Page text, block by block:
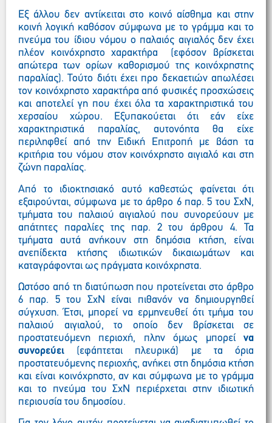
Εξ άλλου δεν αντίκειται στο κοινό αίσθημα και στην
κοινή λογική καθόσον σύμφωνα με το γράμμα και το
πνεύμα του ίδιου νόμου ο παλαιός αιγιαλός δεν έχει
πλέον κοινόχρηστο χαρακτήρα (εφόσον βρίσκεται
απώτερα των ορίων καθορισμού της κοινόχρηστης
παραλίας). Τούτο διότι έχει προ δεκαετιών απωλέσει
τον κοινόχρηστο χαρακτήρα από φυσικές προσχώσεις
και αποτελεί γη που έχει όλα τα χαρακτηριστικά του
χερσαίου χώρου. Εξυπακούεται ότι εάν είχε
χαρακτηριστικά παραλίας, αυτονόητα θα είχε
περιληφθεί από την Ειδική Επιτροπή με βάση τα
κριτήρια του νόμου στον κοινόχρηστο αιγιαλό και στη
ζώνη παραλίας.
Από το ιδιοκτησιακό αυτό καθεστώς φαίνεται ότι
εξαιρούνται, σύμφωνα με το άρθρο 6 παρ. 5 του ΣχΝ,
τμήματα του παλαιού αιγιαλού που συνορεύουν με
απάτητες παραλίες της παρ. 2 του άρθρου 4. Τα
τμήματα αυτά ανήκουν στη δημόσια κτήση, είναι
ανεπίδεκτα κτήσης ιδιωτικών δικαιωμάτων και
καταγράφονται ως πράγματα κοινόχρηστα.
Ωστόσο από τη διατύπωση που προτείνεται στο άρθρο
6 παρ. 5 του ΣχΝ είναι πιθανόν να δημιουργηθεί
σύγχυση. Έτσι, μπορεί να ερμηνευθεί ότι τμήμα του
παλαιού αιγιαλού, το οποίο δεν βρίσκεται σε
προστατευόμενη περιοχή, πλην όμως μπορεί να
συνορεύει (εφάπτεται πλευρικά) με τα όρια
προστατευόμενης περιοχής, ανήκει στη δημόσια κτήση
και είναι κοινόχρηστο, αν και σύμφωνα με το γράμμα
και το πνεύμα του ΣχΝ περιέρχεται στην ιδιωτική
περιουσία του δημοσίου.